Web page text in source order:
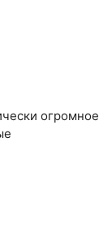
огромное